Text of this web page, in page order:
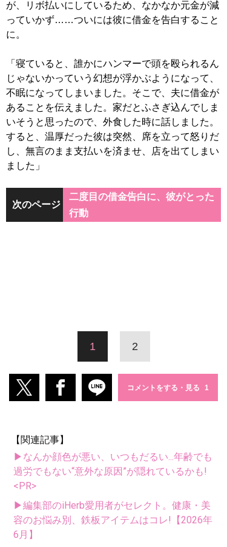
が、リボ払いにしているため、なかなか元金が減
っていかず……ついには彼に借金を告白すること
に。
「寝ていると、誰かにハンマーで頭を殴られるん
じゃないかっていう幻想が浮かぶようになって、
不眠になってしまいました。そこで、夫に借金が
あることを伝えました。家だとふさぎ込んでしま
いそうと思ったので、外食した時に話しました。
すると、温厚だった彼は突然、席を立って怒りだ
し、無言のまま支払いを済ませ、店を出てしまい
ました」
次のページ
二度目の借金告白に、彼がとった
行動
1 2
コメントをする・見る
【関連記事】
▶なんか顔色が悪い、いつもだるい...年齢でも
過労でもない“意外な原因”が隠れているかも!
<PR>
▶編集部のiHerb愛用者がセレクト。健康・美
容のお悩み別、鉄板アイテムはコレ!【2026年
6月】